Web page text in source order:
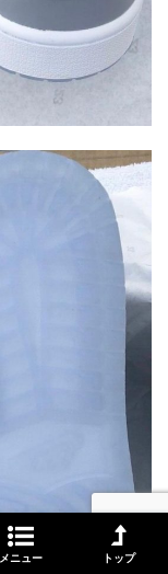
メニュー トップ